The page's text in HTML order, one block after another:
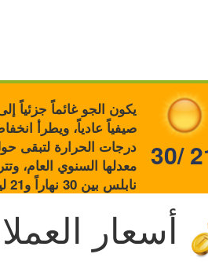
يكون الجو غائماً جزئياً
صيفياً عادياً، ويطرأ
درجات الحرارة لتبقى
معدلها السنوي العام،
نابلس بين 30 نهاراً و21 ليلاً.
30/
أسعار